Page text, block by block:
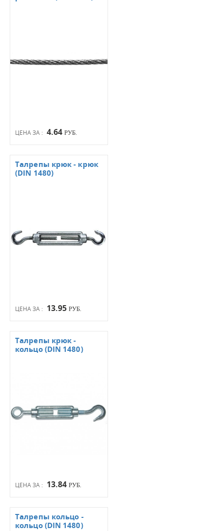
ЦЕНА ЗА : 4.64 РУБ.
ЦЕНА ЗА : 13.95 РУБ.
Талрепы крюк - крюк
(DIN 1480)
ЦЕНА ЗА : 13.84 РУБ.
Талрепы крюк -
кольцо (DIN 1480)
Талрепы кольцо -
кольцо (DIN 1480)